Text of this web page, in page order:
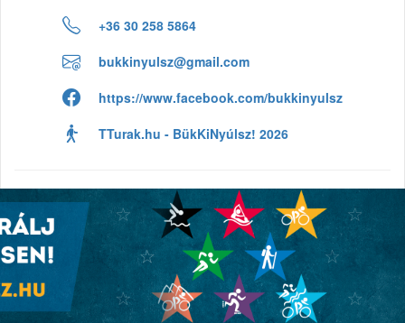
+36 30 258 5864
bukkinyulsz@gmail.com
https://www.facebook.com/bukkinyulsz
TTurak.hu - BükKiNyúlsz! 2026